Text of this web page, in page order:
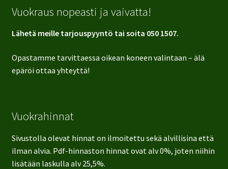
Vuokraus nopeasti ja vaivatta!
Lähetä meille tarjouspyyntö tai soita 050 1507.
Opastamme tarvittaessa oikean koneen valintaan – älä
epäröi ottaa yhteyttä!
Vuokrahinnat
Sivustolla olevat hinnat on ilmoitettu sekä alvillisina että
ilman alvia. Pdf-hinnaston hinnat ovat alv 0%, joten niihin
lisätään laskulla alv 25,5%.